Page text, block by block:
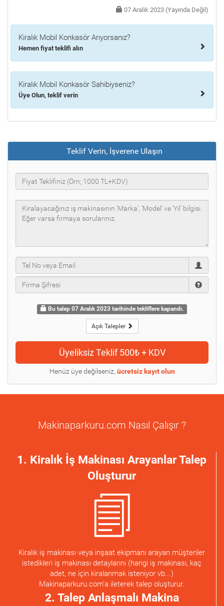
07 Aralık 2023 (Yayında Değil)
Kiralık Mobil Konkasör Arıyorsanız?
Hemen fiyat teklifi alın
Kiralık Mobil Konkasör Sahibiyseniz?
Üye Olun, teklif verin
Teklif Verin, İşverene Ulaşın
Bu talep 07 Aralık 2023 tarihinde tekliflere kapandı.
Açık Talepler
Henüz üye değilseniz, ücretsiz kayıt olun
Makinaparkuru.com Nasıl Çalışır ?
1. Kiralık İş Makinası Arayanlar Talep
Oluşturur
Kiralık iş makinası veya inşaat ekipmanı arayan müşteriler
istedikleri iş makinası detaylarını (hangi iş makinası, kaç
adet, ne için kiralanmak isteniyor vb...)
Makinaparkuru.com'a ileterek talep oluşturur.
2. Talep Anlaşmalı Makina